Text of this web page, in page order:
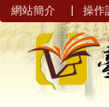
網站簡介 | 操作